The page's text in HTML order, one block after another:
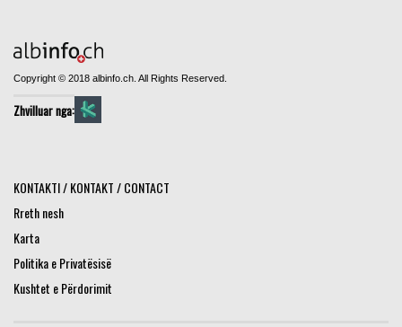
Copyright © 2018 albinfo.ch. All Rights Reserved.
Zhvilluar nga:
KONTAKTI / KONTAKT / CONTACT
Rreth nesh
Karta
Politika e Privatësisë
Kushtet e Përdorimit